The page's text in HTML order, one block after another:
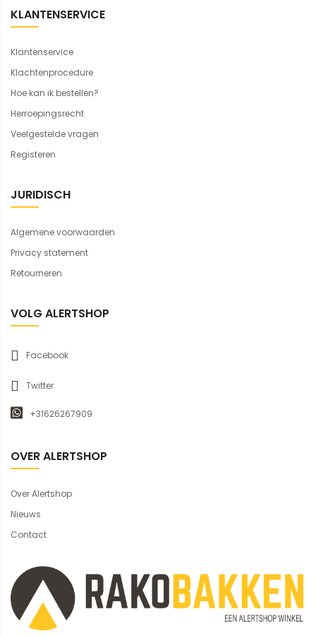
KLANTENSERVICE
Klantenservice
Klachtenprocedure
Hoe kan ik bestellen?
Herroepingsrecht
Veelgestelde vragen
Registeren
JURIDISCH
Algemene voorwaarden
Privacy statement
Retourneren
VOLG ALERTSHOP
Facebook
Twitter
+31626267909
OVER ALERTSHOP
Over Alertshop
Nieuws
Contact